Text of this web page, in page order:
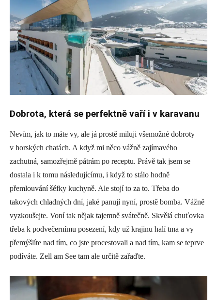
Dobrota, která se perfektně vaří i v karavanu
Nevím, jak to máte vy, ale já prostě miluji všemožné dobroty
v horských chatách. A když mi něco vážně zajímavého
zachutná, samozřejmě pátrám po receptu. Právě tak jsem se
dostala i k tomu následujícímu, i když to stálo hodně
přemlouvání šéfky kuchyně. Ale stojí to za to. Třeba do
takových chladných dní, jaké panují nyní, prostě bomba. Vážně
vyzkoušejte. Voní tak nějak tajemně svátečně. Skvělá chuťovka
třeba k podvečernímu posezení, kdy už krajinu halí tma a vy
přemýšlíte nad tím, co jste procestovali a nad tím, kam se teprve
podíváte. Zell am See tam ale určitě zařaďte.